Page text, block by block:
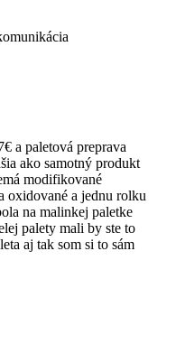
a paletová preprava
ako samotný produkt
modifikované
oxidované a jednu rolku
na malinkej paletke
palety mali by ste to
aj tak som si to sám